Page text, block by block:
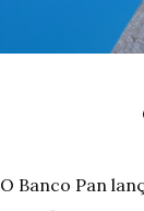
O Banco Pan